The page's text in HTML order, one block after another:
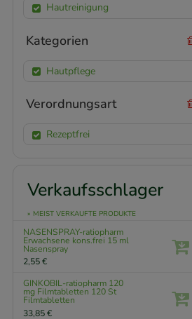
Hautreinigung
Kategorien
Hautpflege
Verordnungsart
Rezeptfrei
Verkaufsschlager
» MEIST VERKAUFTE PRODUKTE
NASENSPRAY-ratiopharm
Erwachsene kons.frei 15 ml
Nasenspray
2,55 €
GINKOBIL-ratiopharm 120
mg Filmtabletten 120 St
Filmtabletten
33,85 €